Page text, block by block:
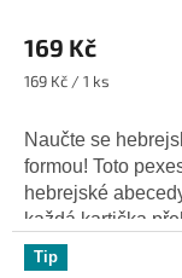
169 Kč
Měrná
169 Kč / 1 ks
Naučte se
formou! Toto
hebrejské
každá kartička
Tip